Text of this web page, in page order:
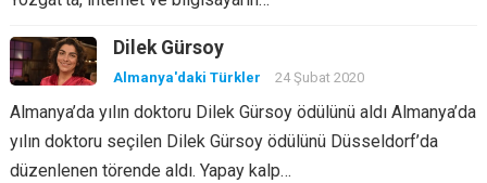
Dilek Gürsoy
Almanya'daki Türkler 24 Şubat 2020
Almanya’da yılın doktoru Dilek Gürsoy ödülünü aldı Almanya’da
yılın doktoru seçilen Dilek Gürsoy ödülünü Düsseldorf’da
düzenlenen törende aldı. Yapay kalp…